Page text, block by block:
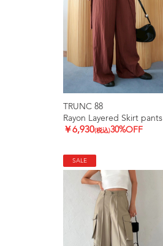
TRUNC 88
Rayon Layered Skirt pants
￥6,930(税込)30%OFF
SALE